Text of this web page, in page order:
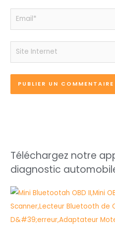
Email*
Site
Téléchargez notre
diagnostic